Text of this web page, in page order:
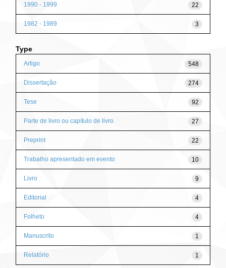
22
1990 - 1999
3
1982 - 1989
Type
548
Artigo
274
Dissertação
92
Tese
27
Parte de livro ou capítulo de livro
22
Preprint
10
Trabalho apresentado em evento
9
Livro
4
Editorial
4
Folheto
1
Manuscrito
1
Relatório